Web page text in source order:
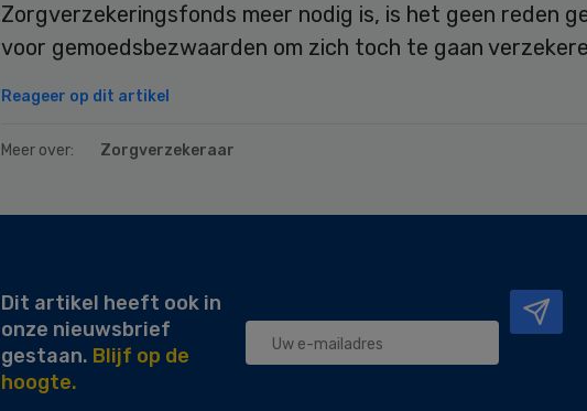
Zorgverzekeringsfonds meer nodig is, is het geen reden
voor gemoedsbezwaarden om zich toch te gaan
Reageer op dit artikel
Meer over: Zorgverzekeraar
Dit artikel heeft ook in
onze nieuwsbrief
gestaan. Blijf op de
hoogte.